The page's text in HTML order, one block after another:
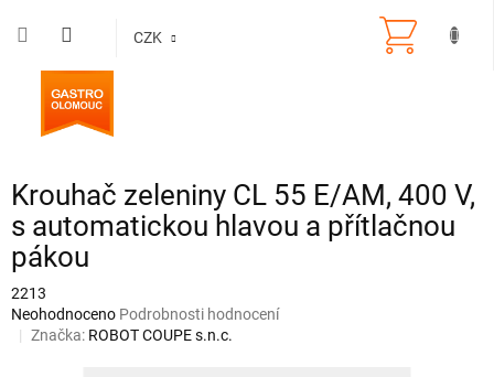
CZK
Krouhač zeleniny CL 55 E/AM, 400 V,
s automatickou hlavou a přítlačnou
pákou
2213
Průměrné
hodnocení
Neohodnoceno Podrobnosti hodnocení
Značka: ROBOT COUPE s.n.c.